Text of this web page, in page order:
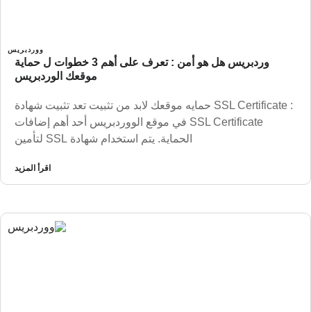
ووردبريس
وردبريس هل هو أمن : تعرف على أهم 3 خطوات ل حماية
موقعك الوردبريس
: SSL Certificate حمايه موقعك لابد من تثبيت تعد تثبيت شهادة
SSL Certificate في موقع الووردبريس أحد أهم إضافات
الحماية. يتم استخدام شهادة SSL لتأمين
اقرأ المزيد